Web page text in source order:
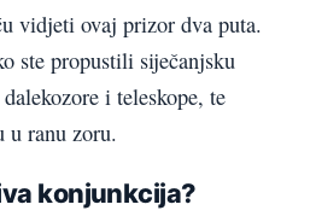
vidjeti ovaj prizor dva puta.
ste propustili siječanjsku
i teleskope, te
u ranu zoru.
konjunkcija?